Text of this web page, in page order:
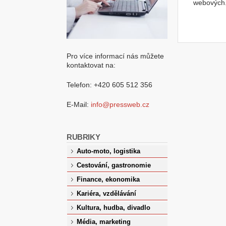
Pro více informací nás můžete
kontaktovat na:
Telefon: +420 605 512 356
E-Mail: info@pressweb.cz
RUBRIKY
Auto-moto, logistika
Cestování, gastronomie
Finance, ekonomika
Kariéra, vzdělávání
Kultura, hudba, divadlo
Média, marketing